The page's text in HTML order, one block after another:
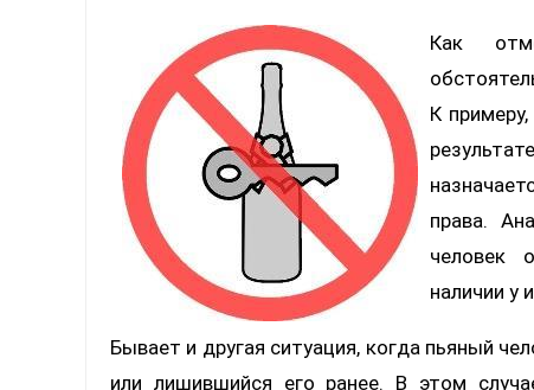
Как
К
права.
человек
наличии у
Бывает и другая ситуация, когда пьяный
или лишившийся его ранее. В этом